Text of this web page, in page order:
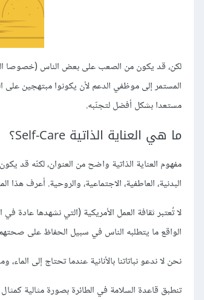
لكن، قد يكون من الصعب على بعض الناس (خصوصا
المستمر إلى موظفي الدعم لأن يكونوا مبتهجين على
مستعدا بشكل أفضل لتجنّبه.
ما هي العناية الذاتية Self-Care؟
مفهوم العناية الذاتية واضح من العنوان، لكنّه قد
البدنية، العاطفية، الاجتماعية، والروحية. أعرف
لا تُعتبر ثقافة العمل الأمريكية (التي نشهدها عادة في
الواقع ما يتطلبه الناس في سبيل الحفاظ على
نحن لا ندعو نباتاتنا بالأنانية عندما تحتاج إلى
تنطبق قاعدة السلامة في الطائرة بصورة مثالية